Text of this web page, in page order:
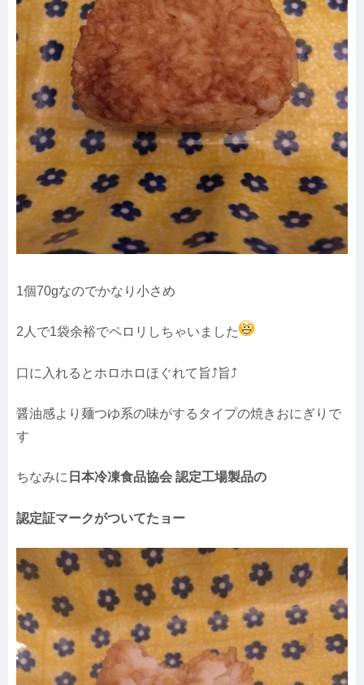
1個70gなのでかなり小さめ
2人で1袋余裕でペロリしちゃいました
口に入れるとホロホロほぐれて旨⤴︎旨⤴︎
醤油感より麺つゆ系の味がするタイプの焼きおにぎりで
す
ちなみに 日本冷凍食品協会 認定工場製品の
認定証マークがついてたョー